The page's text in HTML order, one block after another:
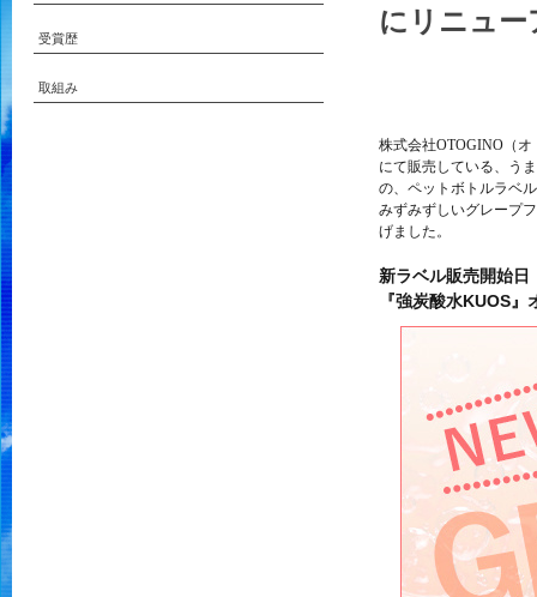
にリニュー
株式会社OTOGINO（オ
にて販売している、う
の、ペットボトルラベ
みずみずしいグレープ
げました。
新ラベル販売開始
『強炭酸水KUOS
受賞歴
取組み